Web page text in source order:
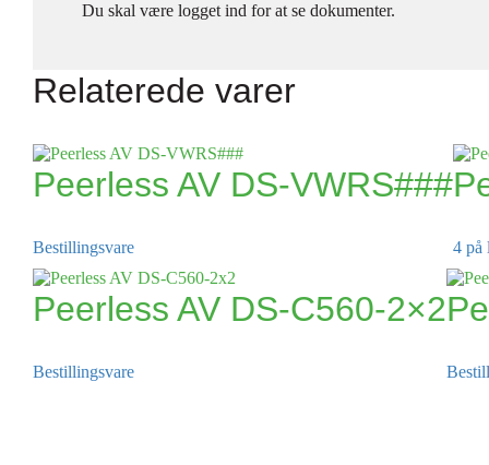
Du skal være logget ind for at se dokumenter.
Relaterede varer
Peerless AV DS-VWRS###
Bestillingsvare 4 på
Peerless AV DS-C560-2×2
Bestillingsvare